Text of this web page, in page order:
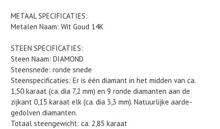
toegevoegen
aan
winkelwagen
METAAL SPECIFICATIES:
Metalen Naam: Wit Goud 14K
STEEN SPECIFICATIES:
Steen Naam: DIAMOND
Steensnede: ronde snede
Steenspecificaties: Er is één diamant in het midden van ca.
1,50 karaat (ca. dia 7,2 mm) en 9 ronde diamanten aan de
zijkant 0,15 karaat elk (ca. dia 3,3 mm). Natuurlijke aarde-
gedolven diamanten.
Totaal steengewicht: ca. 2,85 karaat